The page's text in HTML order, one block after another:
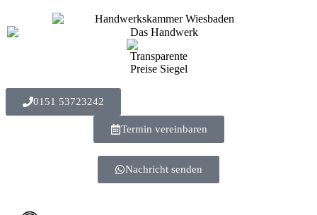
0151 53723242
Termin vereinbaren
Nachricht senden